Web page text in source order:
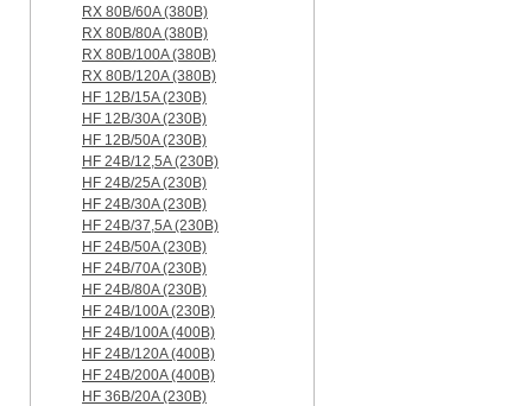
RX 80B/60A (380B)
RX 80B/80A (380B)
RX 80B/100A (380B)
RX 80B/120A (380B)
HF 12B/15A (230B)
HF 12B/30A (230B)
HF 12B/50A (230B)
HF 24B/12,5A (230B)
HF 24B/25A (230B)
HF 24B/30A (230B)
HF 24B/37,5A (230B)
HF 24B/50A (230B)
HF 24B/70A (230B)
HF 24B/80A (230B)
HF 24B/100A (230B)
HF 24B/100A (400B)
HF 24B/120A (400B)
HF 24B/200A (400B)
HF 36B/20A (230B)